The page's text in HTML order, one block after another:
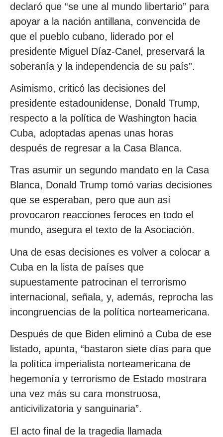
declaró que “se une al mundo libertario” para
apoyar a la nación antillana, convencida de
que el pueblo cubano, liderado por el
presidente Miguel Díaz-Canel, preservará la
soberanía y la independencia de su país”.
Asimismo, criticó las decisiones del
presidente estadounidense, Donald Trump,
respecto a la política de Washington hacia
Cuba, adoptadas apenas unas horas
después de regresar a la Casa Blanca.
Tras asumir un segundo mandato en la Casa
Blanca, Donald Trump tomó varias decisiones
que se esperaban, pero que aun así
provocaron reacciones feroces en todo el
mundo, asegura el texto de la Asociación.
Una de esas decisiones es volver a colocar a
Cuba en la lista de países que
supuestamente patrocinan el terrorismo
internacional, señala, y, además, reprocha las
incongruencias de la política norteamericana.
Después de que Biden eliminó a Cuba de ese
listado, apunta, “bastaron siete días para que
la política imperialista norteamericana de
hegemonía y terrorismo de Estado mostrara
una vez más su cara monstruosa,
anticivilizatoria y sanguinaria”.
El acto final de la tragedia llamada